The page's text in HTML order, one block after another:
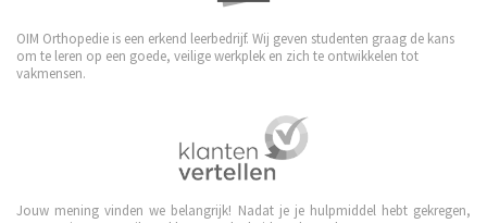
OIM Orthopedie is een erkend leerbedrijf. Wij geven studenten graag de kans
om te leren op een goede, veilige werkplek en zich te ontwikkelen tot
vakmensen.
Jouw mening vinden we belangrijk! Nadat je je hulpmiddel hebt gekregen,